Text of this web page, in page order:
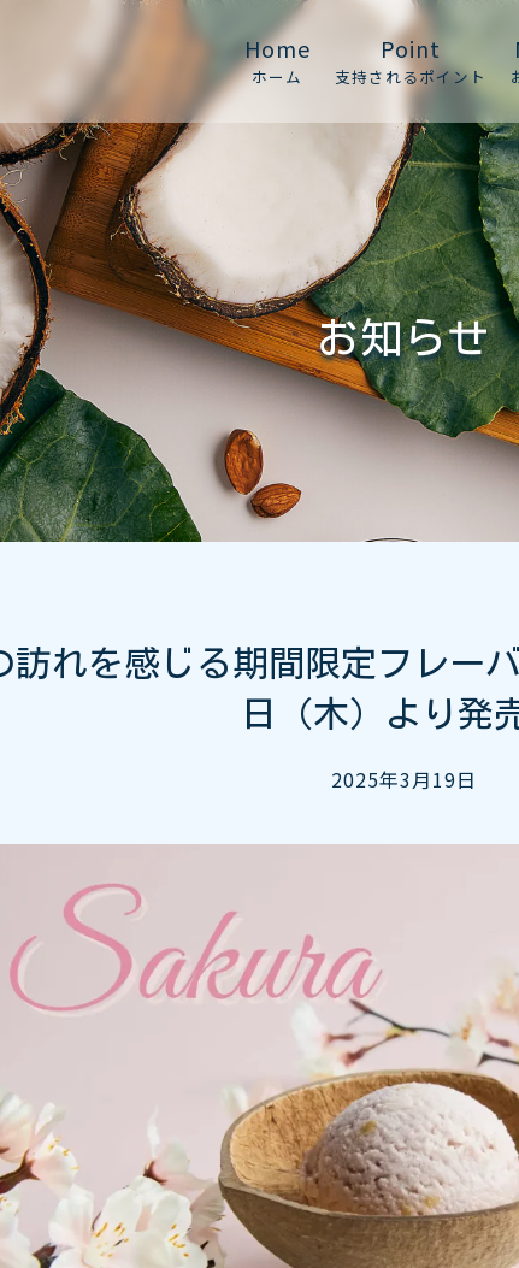
Home
ホーム
Point
支持されるポイント
お知らせ
訪れを感じる期間限定フレー
日（木）より発
2025年3月19日